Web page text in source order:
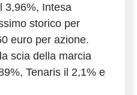
3,96%, Intesa
storico per
euro per azione.
scia della marcia
Tenaris il 2,1% e